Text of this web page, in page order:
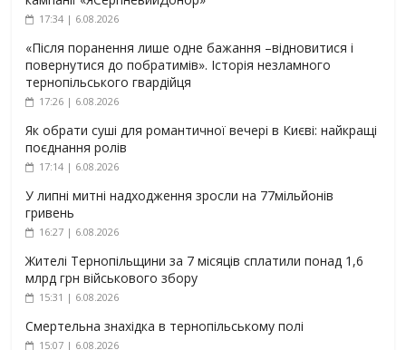
17:34 | 6.08.2026
«Після поранення лише одне бажання –відновитися і
повернутися до побратимів». Історія незламного
тернопільського гвардійця
17:26 | 6.08.2026
Як обрати суші для романтичної вечері в Києві: найкращі
поєднання ролів
17:14 | 6.08.2026
У липні митні надходження зросли на 77мільйонів
гривень
16:27 | 6.08.2026
Жителі Тернопільщини за 7 місяців сплатили понад 1,6
млрд грн військового збору
15:31 | 6.08.2026
Смертельна знахідка в тернопільському полі
15:07 | 6.08.2026